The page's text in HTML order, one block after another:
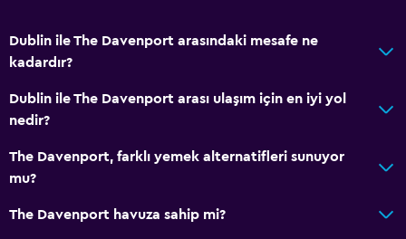
Dublin ile The Davenport arasındaki mesafe ne
kadardır?
Dublin ile The Davenport arası ulaşım için en iyi yol
nedir?
The Davenport, farklı yemek alternatifleri sunuyor
mu?
The Davenport havuza sahip mi?